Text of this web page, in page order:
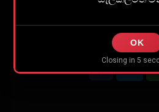
OK
Closing in 5